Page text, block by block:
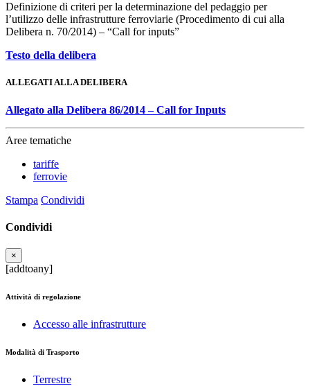
Definizione di criteri per la determinazione del pedaggio per
l’utilizzo delle infrastrutture ferroviarie (Procedimento di cui alla
Delibera n. 70/2014) – “Call for inputs”
Testo della delibera
ALLEGATI ALLA DELIBERA
Allegato alla Delibera 86/2014 – Call for Inputs
Aree tematiche
tariffe
ferrovie
Stampa Condividi
Condividi
×
[addtoany]
Attività di regolazione
Accesso alle infrastrutture
Modalità di Trasporto
Terrestre